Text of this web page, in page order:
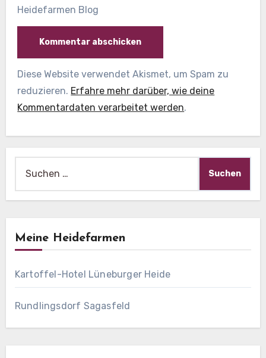
Heidefarmen Blog
Diese Website verwendet Akismet, um Spam zu
reduzieren. Erfahre mehr darüber, wie deine
Kommentardaten verarbeitet werden.
nach:
Meine Heidefarmen
Kartoffel-Hotel Lüneburger Heide
Rundlingsdorf Sagasfeld